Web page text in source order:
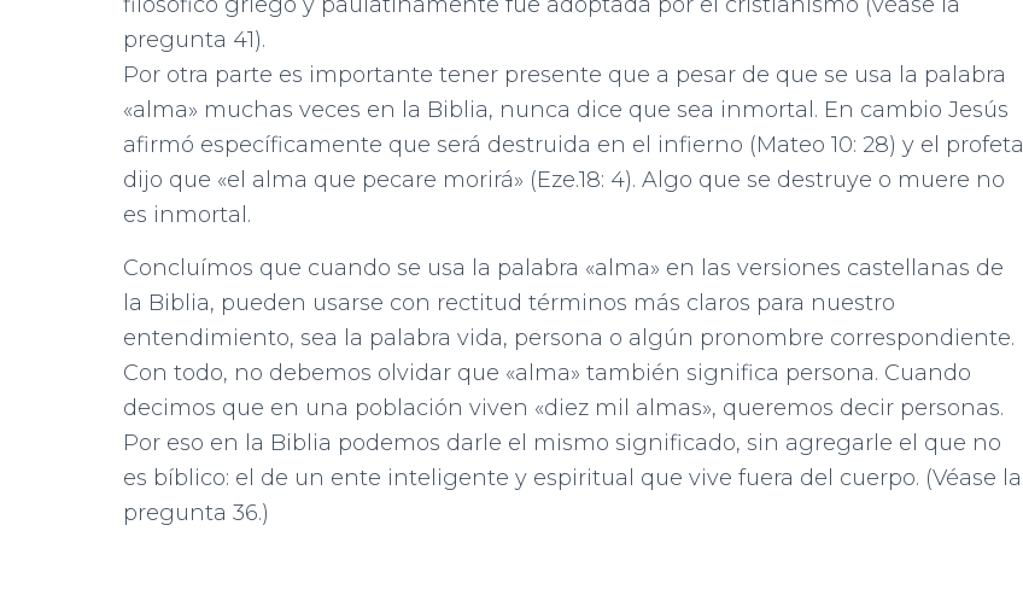
pregunta 41).
Por otra parte es importante tener presente que a pesar de que se usa la palabra
«alma» muchas veces en la Biblia, nunca dice que sea inmortal. En cambio Jesús
afirmó específicamente que será destruida en el infierno (Mateo 10: 28) y el profeta
dijo que «el alma que pecare morirá» (Eze.18: 4). Algo que se destruye o muere no
es inmortal.
Concluímos que cuando se usa la palabra «alma» en las versiones castellanas de
la Biblia, pueden usarse con rectitud términos más claros para nuestro
entendimiento, sea la palabra vida, persona o algún pronombre correspondiente.
Con todo, no debemos olvidar que «alma» también significa persona. Cuando
decimos que en una población viven «diez mil almas», queremos decir personas.
Por eso en la Biblia podemos darle el mismo significado, sin agregarle el que no
es bíblico: el de un ente inteligente y espiritual que vive fuera del cuerpo. (Véase la
pregunta 36.)